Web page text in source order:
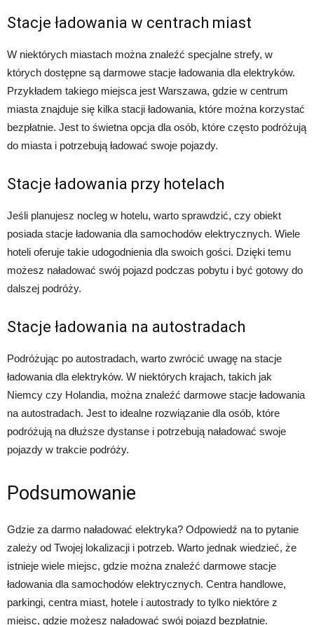
Stacje ładowania w centrach miast
W niektórych miastach można znaleźć specjalne strefy, w
których dostępne są darmowe stacje ładowania dla elektryków.
Przykładem takiego miejsca jest Warszawa, gdzie w centrum
miasta znajduje się kilka stacji ładowania, które można korzystać
bezpłatnie. Jest to świetna opcja dla osób, które często podróżują
do miasta i potrzebują ładować swoje pojazdy.
Stacje ładowania przy hotelach
Jeśli planujesz nocleg w hotelu, warto sprawdzić, czy obiekt
posiada stacje ładowania dla samochodów elektrycznych. Wiele
hoteli oferuje takie udogodnienia dla swoich gości. Dzięki temu
możesz naładować swój pojazd podczas pobytu i być gotowy do
dalszej podróży.
Stacje ładowania na autostradach
Podróżując po autostradach, warto zwrócić uwagę na stacje
ładowania dla elektryków. W niektórych krajach, takich jak
Niemcy czy Holandia, można znaleźć darmowe stacje ładowania
na autostradach. Jest to idealne rozwiązanie dla osób, które
podróżują na dłuższe dystanse i potrzebują naładować swoje
pojazdy w trakcie podróży.
Podsumowanie
Gdzie za darmo naładować elektryka? Odpowiedź na to pytanie
zależy od Twojej lokalizacji i potrzeb. Warto jednak wiedzieć, że
istnieje wiele miejsc, gdzie można znaleźć darmowe stacje
ładowania dla samochodów elektrycznych. Centra handlowe,
parkingi, centra miast, hotele i autostrady to tylko niektóre z
miejsc, gdzie możesz naładować swój pojazd bezpłatnie.